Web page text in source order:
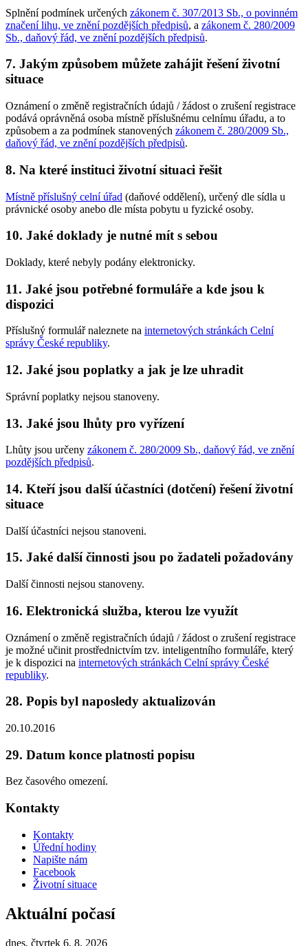
Splnění podmínek určených zákonem č. 307/2013 Sb., o povinném
značení lihu, ve znění pozdějších předpisů, a zákonem č. 280/2009
Sb., daňový řád, ve znění pozdějších předpisů.
7. Jakým způsobem můžete zahájit řešení životní
situace
Oznámení o změně registračních údajů / žádost o zrušení registrace
podává oprávněná osoba místně příslušnému celnímu úřadu, a to
způsobem a za podmínek stanovených zákonem č. 280/2009 Sb.,
daňový řád, ve znění pozdějších předpisů.
8. Na které instituci životní situaci řešit
Místně příslušný celní úřad (daňové oddělení), určený dle sídla u
právnické osoby anebo dle místa pobytu u fyzické osoby.
10. Jaké doklady je nutné mít s sebou
Doklady, které nebyly podány elektronicky.
11. Jaké jsou potřebné formuláře a kde jsou k
dispozici
Příslušný formulář naleznete na internetových stránkách Celní
správy České republiky.
12. Jaké jsou poplatky a jak je lze uhradit
Správní poplatky nejsou stanoveny.
13. Jaké jsou lhůty pro vyřízení
Lhůty jsou určeny zákonem č. 280/2009 Sb., daňový řád, ve znění
pozdějších předpisů.
14. Kteří jsou další účastníci (dotčení) řešení životní
situace
Další účastníci nejsou stanoveni.
15. Jaké další činnosti jsou po žadateli požadovány
Další činnosti nejsou stanoveny.
16. Elektronická služba, kterou lze využít
Oznámení o změně registračních údajů / žádost o zrušení registrace
je možné učinit prostřednictvím tzv. inteligentního formuláře, který
je k dispozici na internetových stránkách Celní správy České
republiky.
28. Popis byl naposledy aktualizován
20.10.2016
29. Datum konce platnosti popisu
Bez časového omezení.
Kontakty
Kontakty
Úřední hodiny
Napište nám
Facebook
Životní situace
Aktuální počasí
dnes, čtvrtek 6. 8. 2026